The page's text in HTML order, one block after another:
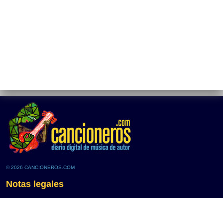
© 2026 CANCIONEROS.COM
Notas legales